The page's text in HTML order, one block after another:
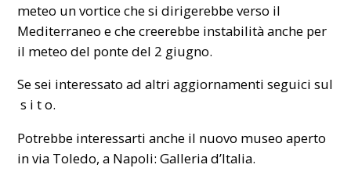
meteo un vortice che si dirigerebbe verso il
Mediterraneo e che creerebbe instabilità anche per
il meteo del ponte del 2 giugno.
Se sei interessato ad altri aggiornamenti seguici sul
s i t o.
Potrebbe interessarti anche il nuovo museo aperto
in via Toledo, a Napoli: Galleria d’Italia.